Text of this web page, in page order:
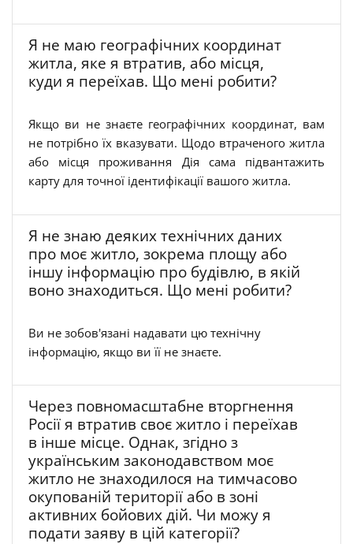
Я не маю географічних координат
житла, яке я втратив, або місця,
куди я переїхав. Що мені робити?
Якщо ви не знаєте географічних координат, вам
не потрібно їх вказувати. Щодо втраченого житла
або місця проживання Дія сама підвантажить
карту для точної ідентифікації вашого житла.
Я не знаю деяких технічних даних
про моє житло, зокрема площу або
іншу інформацію про будівлю, в якій
воно знаходиться. Що мені робити?
Ви не зобов'язані надавати цю технічну
інформацію, якщо ви її не знаєте.
Через повномасштабне вторгнення
Росії я втратив своє житло і переїхав
в інше місце. Однак, згідно з
українським законодавством моє
житло не знаходилося на тимчасово
окупованій території або в зоні
активних бойових дій. Чи можу я
подати заяву в цій категорії?